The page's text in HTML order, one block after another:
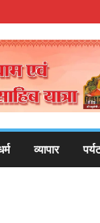
व्यापार